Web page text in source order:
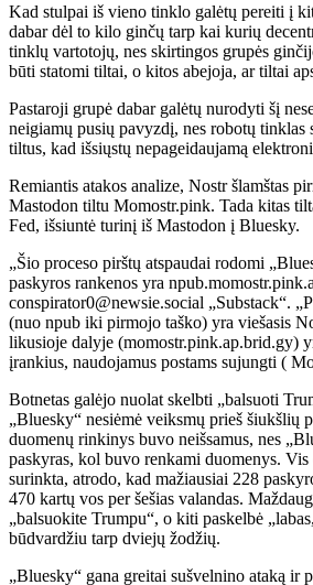
Kad stulpai iš vieno tinklo galėtų pereiti į
dabar dėl to kilo ginčų tarp kai kurių
tinklų vartotojų, nes skirtingos grupės
būti statomi tiltai, o kitos abejoja, ar tiltai
Pastaroji grupė dabar galėtų nurodyti šį
neigiamų pusių pavyzdį, nes robotų tinklas
tiltus, kad išsiųstų nepageidaujamą
Remiantis atakos analize, Nostr šlamštas
Mastodon tiltu Momostr.pink. Tada kitas
Fed, išsiuntė turinį iš Mastodon į Bluesky.
„Šio proceso pirštų atspaudai rodomi
paskyros rankenos yra
conspirator0@newsie.social „Substack“.
(nuo npub iki pirmojo taško) yra viešasis
likusioje dalyje (momostr.pink.ap.brid.gy)
įrankius, naudojamus postams sujungti (
Botnetas galėjo nuolat skelbti „balsuoti
„Bluesky“ nesiėmė veiksmų prieš šiukšlių
duomenų rinkinys buvo neišsamus, nes
paskyras, kol buvo renkami duomenys.
surinkta, atrodo, kad mažiausiai 228
470 kartų vos per šešias valandas.
„balsuokite Trumpu“, o kiti paskelbė
būdvardžiu tarp dviejų žodžių.
„Bluesky“ gana greitai sušvelnino ataką ir